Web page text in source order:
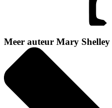
Meer auteur Mary Shelley